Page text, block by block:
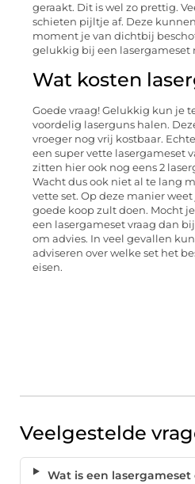
geraakt. Dit is wel zo prettig.
schieten pijltje af. Deze
moment je van dichtbij
gelukkig bij een lasergameset
Wat kosten
Goede vraag! Gelukkig kun je
voordelig laserguns halen.
vroeger nog vrij kostbaar.
een super vette lasergameset
zitten hier ook nog eens 2
Wacht dus ook niet al te lang
vette set. Op deze manier
goede koop zult doen. Mocht
een lasergameset vraag dan
om advies. In veel gevallen
adviseren over welke set het
eisen.
Veelgestelde
Wat is een